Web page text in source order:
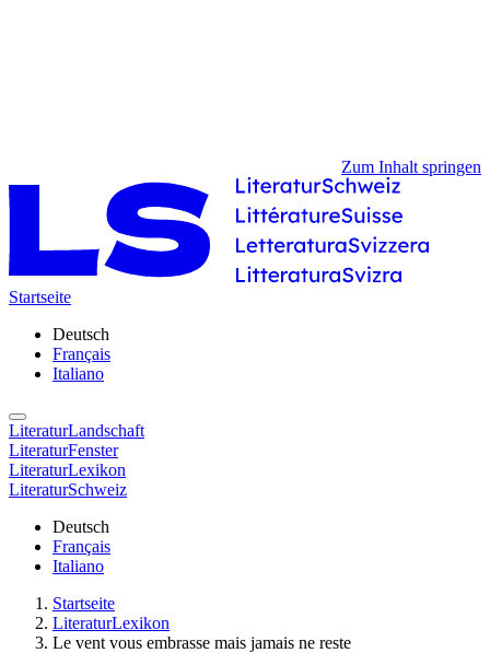
Zum Inhalt springen
Startseite
Deutsch
Français
Italiano
LiteraturLandschaft
LiteraturFenster
LiteraturLexikon
LiteraturSchweiz
Deutsch
Français
Italiano
Startseite
LiteraturLexikon
Le vent vous embrasse mais jamais ne reste